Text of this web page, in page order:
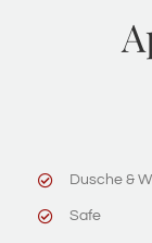
Dusche &
Safe